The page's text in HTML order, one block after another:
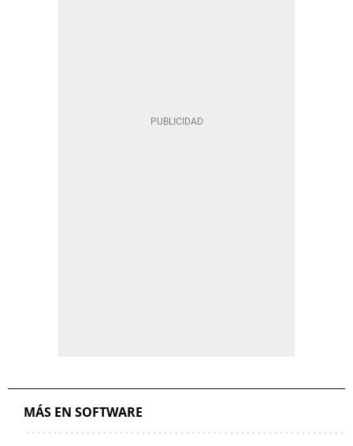
MÁS EN SOFTWARE